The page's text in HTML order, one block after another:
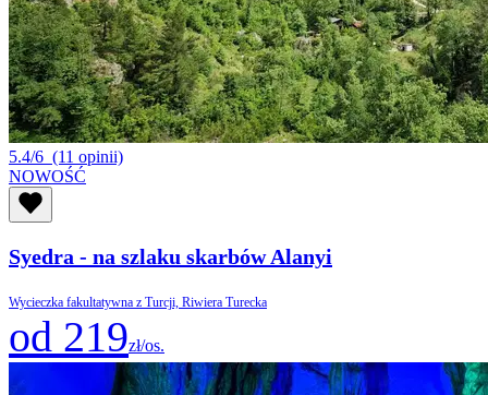
5.4/6 (11 opinii)
NOWOŚĆ
Syedra - na szlaku skarbów Alanyi
Wycieczka fakultatywna z Turcji, Riwiera Turecka
od 219zł/os.